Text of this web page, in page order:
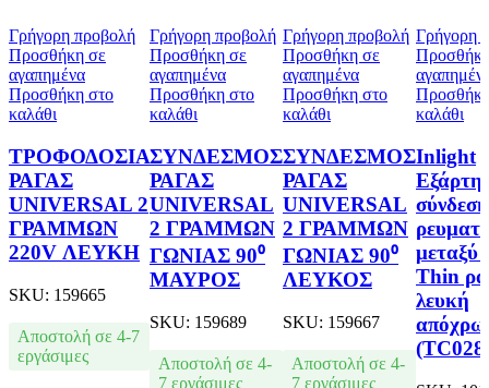
Γρήγορη προβολή
Προσθήκη σε
αγαπημένα
Προσθήκη στο
καλάθι
ΤΡΟΦΟΔΟΣΙΑ
ΡΑΓΑΣ
UNIVERSAL 2
ΓΡΑΜΜΩΝ
220V ΛΕΥΚΗ
SKU: 159665
Αποστολή σε 4-7
εργάσιμες
Γρήγορη προβολή
Προσθήκη σε
αγαπημένα
Προσθήκη στο
καλάθι
ΣΥΝΔΕΣΜΟΣ
ΡΑΓΑΣ
UNIVERSAL
2 ΓΡΑΜΜΩΝ
ΓΩΝΙΑΣ 90⁰
ΜΑΥΡΟΣ
SKU: 159689
Αποστολή σε 4-
7 εργάσιμες
Γρήγορη προβολή
Προσθήκη σε
αγαπημένα
Προσθήκη στο
καλάθι
ΣΥΝΔΕΣΜΟΣ
ΡΑΓΑΣ
UNIVERSAL
2 ΓΡΑΜΜΩΝ
ΓΩΝΙΑΣ 90⁰
ΛΕΥΚΟΣ
SKU: 159667
Αποστολή σε 4-
7 εργάσιμες
Γρήγορη
καλάθι
Inlight
μεταξύ
Thin
λευκή